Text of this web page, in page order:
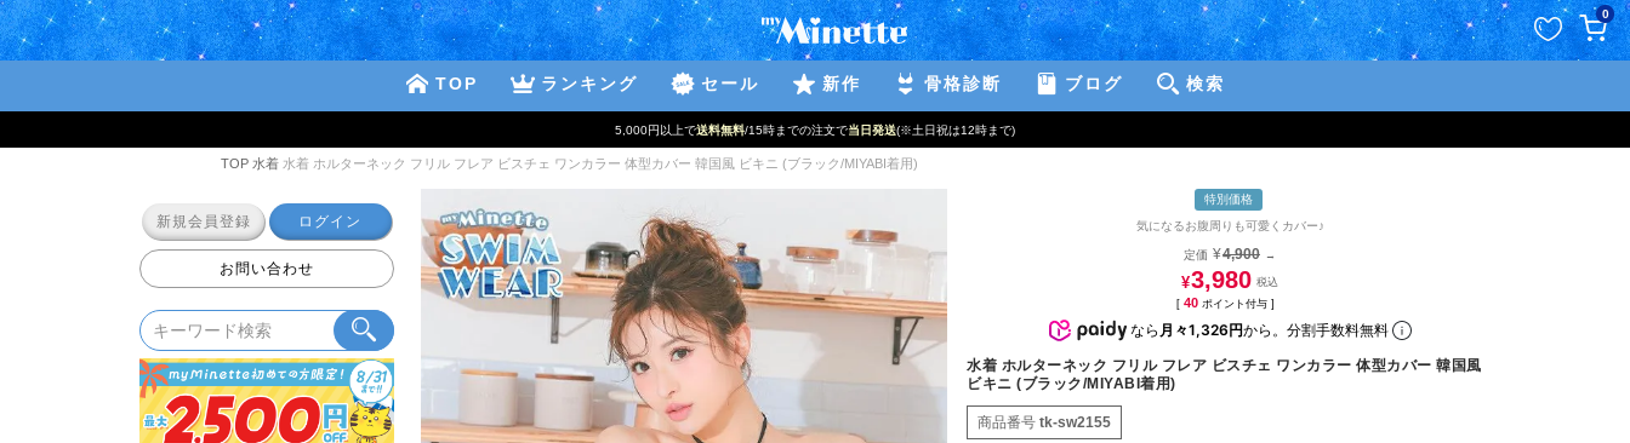
0
TOP ランキング セール 新作 骨格診断 ブログ 検索
5,000円以上で送料無料/15時までの注文で当日発送(※土日祝は12時まで)
TOP 水着 水着 ホルターネック フリル フレア ビスチェ ワンカラー 体型カバー 韓国風 ビキニ (ブラック/MIYABI着用)
新規会員登録 ログイン
お問い合わせ
特別価格
気になるお腹周りも可愛くカバー♪
定価 ¥4,900 →
¥3,980
[ 40 ポイント付与 ]
なら 月々1,326円から。分割手数料無料
水着 ホルターネック フリル フレア ビスチェ ワンカラー 体型カバー 韓国風
ビキニ (ブラック/MIYABI着用)
商品番号 tk-sw2155
ペー
ジト
ップ